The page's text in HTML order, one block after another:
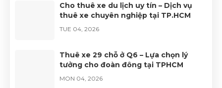
Cho thuê xe du lịch uy tín – Dịch vụ
thuê xe chuyên nghiệp tại TP.HCM
TUE 04, 2026
Thuê xe 29 chỗ ở Q6 – Lựa chọn lý
tưởng cho đoàn đông tại TPHCM
MON 04, 2026